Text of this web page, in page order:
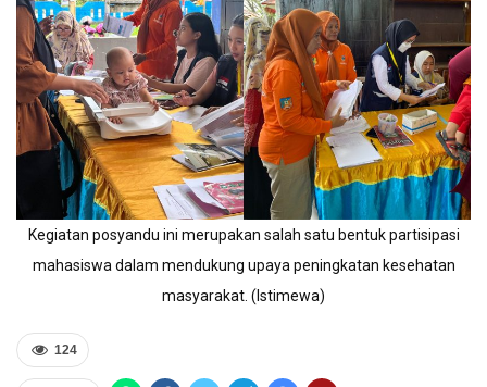
Kegiatan posyandu ini merupakan salah satu bentuk partisipasi
mahasiswa dalam mendukung upaya peningkatan kesehatan
masyarakat. (Istimewa)
124